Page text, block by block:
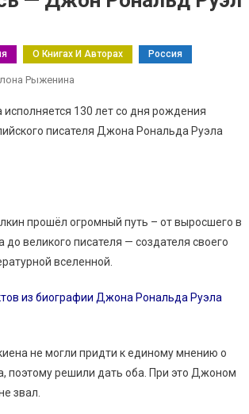
О Книгах И Авторах Россия
Рыженина
исполняется 130 лет со дня рождения
писателя Джона Рональда Руэла
прошёл огромный путь – от выросшего в
до великого писателя — создателя своего
вселенной.
из биографии Джона Рональда Руэла
не могли придти к единому мнению о
поэтому решили дать оба. При это Джоном
звал.